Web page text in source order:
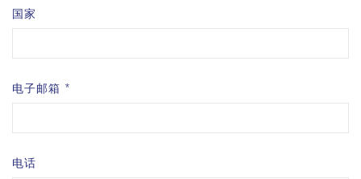
国家
电子邮箱
电话